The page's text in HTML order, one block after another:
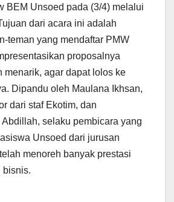
BEM Unsoed pada (3/4) melalui
dari acara ini adalah
teman yang mendaftar PMW
proposalnya
menarik, agar dapat lolos ke
Dipandu oleh Maulana Ikhsan,
dari staf Ekotim, dan
Abdillah, selaku pembicara yang
Unsoed dari jurusan
menoreh banyak prestasi
bisnis.